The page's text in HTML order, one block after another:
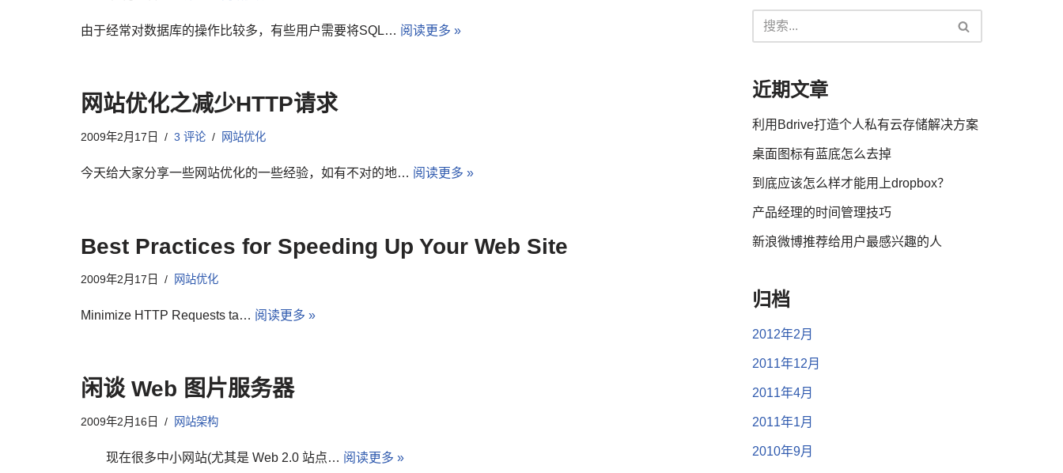
由于经常对数据库的操作比较多，有些用户需要将SQL… 阅读更多 »
网站优化之减少HTTP请求
2009年2月17日 3 评论 网站优化
今天给大家分享一些网站优化的一些经验，如有不对的地… 阅读更多 »
Best Practices for Speeding Up Your Web Site
2009年2月17日 网站优化
Minimize HTTP Requests ta… 阅读更多 »
闲谈 Web 图片服务器
2009年2月16日 网站架构
现在很多中小网站(尤其是 Web 2.0 站点… 阅读更多 »
近期文章
利用Bdrive打造个人私有云存储解决方案
桌面图标有蓝底怎么去掉
到底应该怎么样才能用上dropbox？
产品经理的时间管理技巧
新浪微博推荐给用户最感兴趣的人
归档
2012年2月
2011年12月
2011年4月
2011年1月
2010年9月